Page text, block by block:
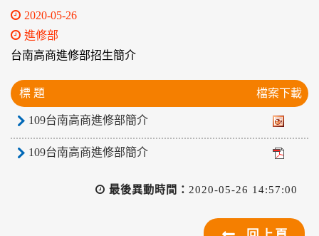
2020-05-26
進修部
台南高商進修部招生簡介
標 題 檔案下載
109台南高商進修部簡介
109台南高商進修部簡介
最後異動時間： 2020-05-26 14:57:00